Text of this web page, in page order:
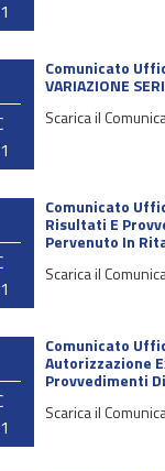
Comunicato
VARIAZIONE
Scarica il
Comunicato
Risultati E
Pervenuto In
Scarica il
Comunicato
Autorizzazione
Provvedimenti
Scarica il